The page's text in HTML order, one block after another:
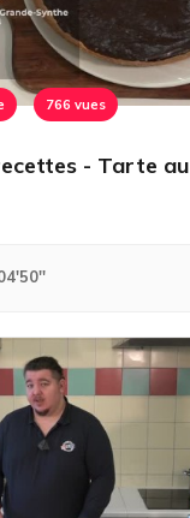
766 vues
- Tarte au